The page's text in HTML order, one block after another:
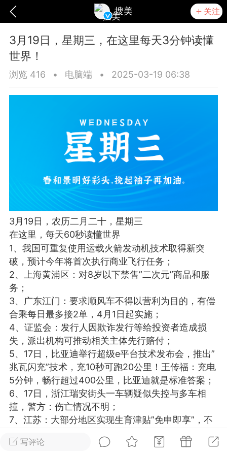
搜美 关注
爆汗熊 卡卡动能素 无创溶斑术
美业357 芯诗妍
每次200金币 点击购买
师
脂
卡卡动能素
皇斯普拉雅
建术
DRYY面膜 微晶溶斑术
爆款平台 Lv.8 靓号
加盟商
26 23:18
电脑端 美业资讯
闪充小白罐
本/双效闪充，养出紧致小白脸！一、项
充小白罐 = 闪充大白肌（仪器）× 草本
产品）×极光嫩肤啫喱（产品）这是一套
护...写评论
3月19日，星期三，在这里每天3分钟读懂
世界！
浏览 416 • 电脑端 • 2025-03-19 06:38
3月19日，农历二月二十，星期三
在这里，每天60秒读懂世界
1、我国可重复使用运载火箭发动机技术取得新突
破，预计今年将首次执行商业飞行任务；
2、上海黄浦区：对8岁以下禁售”二次元”商品和服
务；
3、广东江门：要求顺风车不得以营利为目的，有偿
合乘每日最多接2单，4月1日起实施；
4、证监会：发行人因欺诈发行等给投资者造成损
失，派出机构可推动相关主体先行赔付；
5、17日，比亚迪举行超级e平台技术发布会，推出”
兆瓦闪充”技术，充10秒可跑20公里！王传福：充电
5分钟，畅行超过400公里，比亚迪就是标准答案；
6、17日，浙江瑞安街头一车辆疑似失控与多车相
撞，警方：伤亡情况不明；
7、江苏：大部分地区实现生育津贴”免申即享”，不
8、联合国粮食及农业组织警告称：H5N1禽流感的